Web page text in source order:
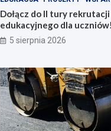
Dołącz do II tury
edukacyjnego dla uczniów!
5 sierpnia 2026